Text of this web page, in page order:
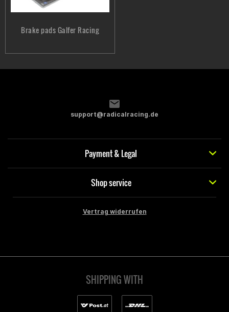
Brake pads Galfer Racing
support@radicalracing.de
Payment & Legal
Shop service
Vertrag widerrufen
SHIPPING WITH